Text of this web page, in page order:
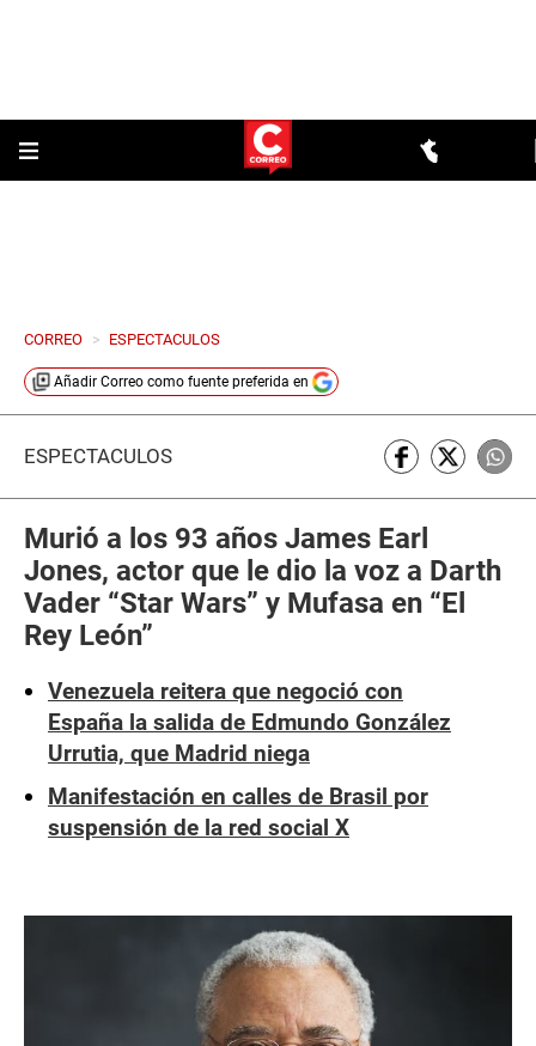
CORREO > ESPECTACULOS
Añadir Correo como fuente preferida en
ESPECTÁCULOS
Murió a los 93 años James Earl
Jones, actor que le dio la voz a Darth
Vader “Star Wars” y Mufasa en “El
Rey León”
Venezuela reitera que negoció con
España la salida de Edmundo González
Urrutia, que Madrid niega
Manifestación en calles de Brasil por
suspensión de la red social X